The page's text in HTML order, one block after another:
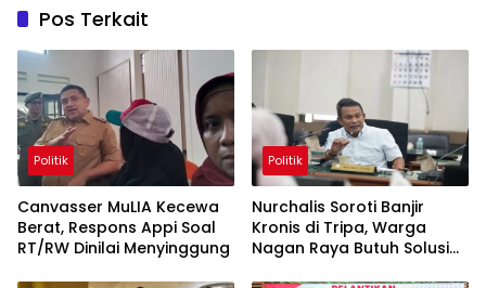
Pos Terkait
Politik
Canvasser MuLIA Kecewa
Berat, Respons Appi Soal
RT/RW Dinilai Menyinggung
Politik
Nurchalis Soroti Banjir
Kronis di Tripa, Warga
Nagan Raya Butuh Solusi